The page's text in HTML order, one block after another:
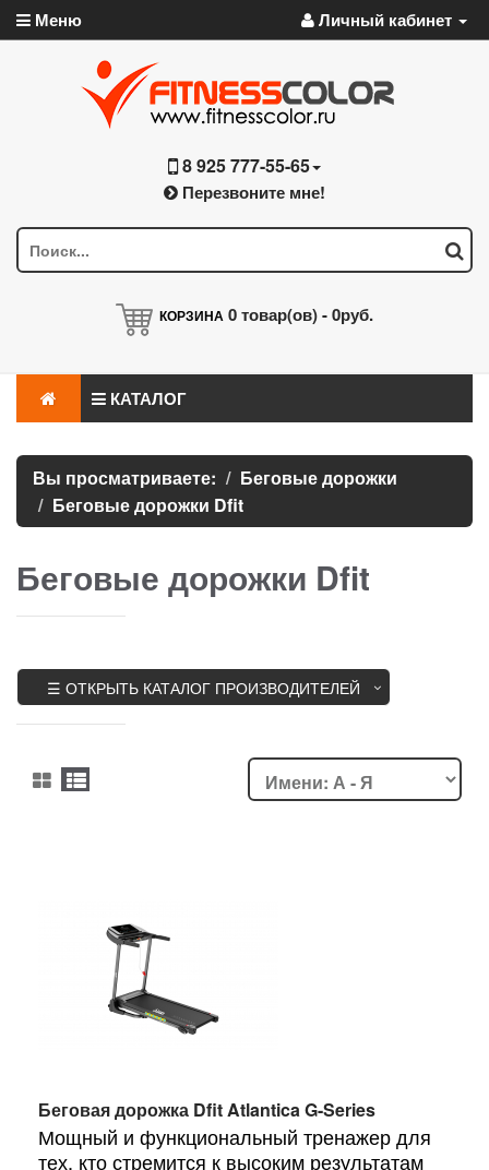
Меню Личный кабинет
8 925 777-55-65
Перезвоните мне!
КОРЗИНА 0товар(ов) -0руб.
КАТАЛОГ
Вы просматриваете:
Беговые дорожки
Беговые дорожки Dfit
Беговые дорожки Dfit
☰ ОТКРЫТЬ КАТАЛОГ ПРОИЗВОДИТЕЛЕЙ
Беговая дорожка Dfit Atlantica G-Series
Мощный и функциональный тренажер для
тех, кто стремится к высоким результатам